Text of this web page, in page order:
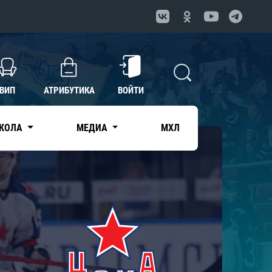
ВИП АТРИБУТИКА ВОЙТИ
МЕДИА МХЛ